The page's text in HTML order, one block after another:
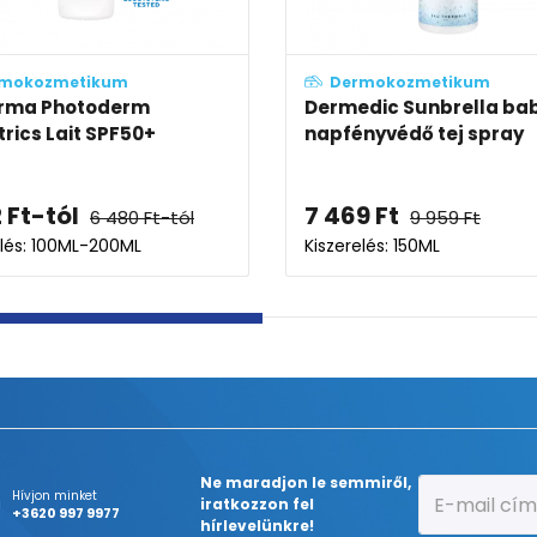
Sun hidratáló
arcra és testre SP...
Ft-tól 4 750Ft-tól
75ML-177ML
Dermokozmetikum
La Roche-Posay
UVMUNE 400 gyerek
7 730Ft 11 892Ft
Kiszerelés: 200ML
Hívjon minket
+3620 997 9977
Ne maradjon le semmiről,
iratkozzon fel
hírlevelünkre!